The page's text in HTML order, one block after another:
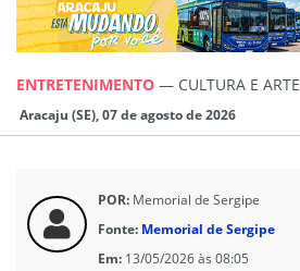
ENTRETENIMENTO — CULTURA E ARTE
Aracaju (SE), 07 de agosto de 2026
POR: Memorial de Sergipe
Fonte: Memorial de Sergipe
Em: 13/05/2026 às 08:05